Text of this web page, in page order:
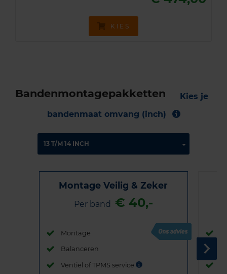
KIES
Bandenmontagepakketten
Kies je
bandenmaat omvang (inch)
Montage Veilig & Zeker
Per band € 40,-
Montage
Balanceren
Ventiel of TPMS service